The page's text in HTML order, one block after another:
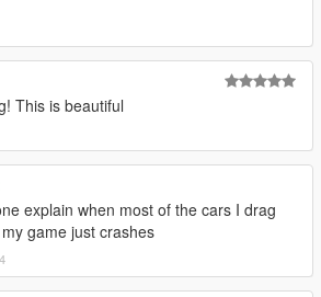
This is beautiful
explain when most of the cars I drag
game just crashes